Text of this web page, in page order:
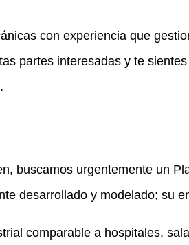
con experiencia que
partes interesadas y te
buscamos urgentemente un
desarrollado y modelado; su
comparable a hospitales,